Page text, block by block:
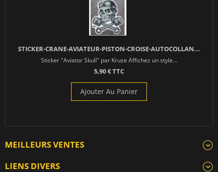
STICKER-CRANE-AVIATEUR-PISTON-CROISE-AUTOCOLLAN...
Sticker "Aviator Skull" par Kruse Affichez un style...
5,90 € TTC
Ajouter Au Panier
MEILLEURS VENTES
LIENS DIVERS